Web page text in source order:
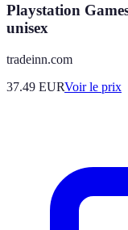
Playstation
unisex
tradeinn.com
37.49 EURVoir le prix